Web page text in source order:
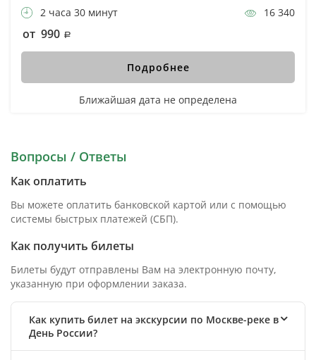
2 часа 30 минут
16 340
от 990
Подробнее
Ближайшая дата не определена
Вопросы / Ответы
Как оплатить
Вы можете оплатить банковской картой или с помощью
системы быстрых платежей (СБП).
Как получить билеты
Билеты будут отправлены Вам на электронную почту,
указанную при оформлении заказа.
Как купить билет на экскурсии по Москве-реке в
День России?